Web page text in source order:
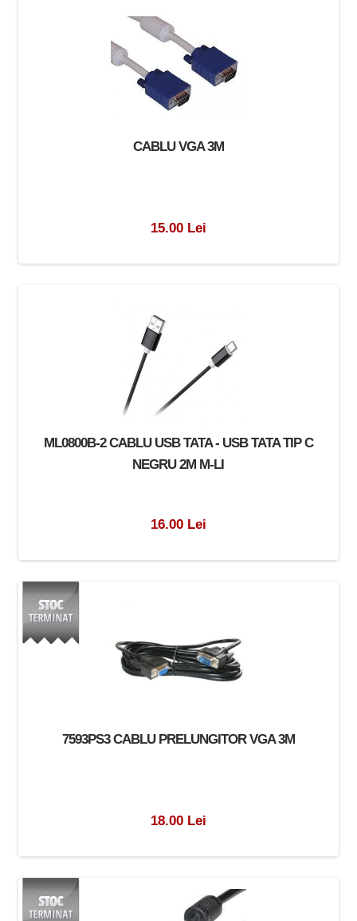
CABLU VGA 3M
15.00 Lei
ML0800B-2 CABLU USB TATA - USB TATA TIP C
NEGRU 2M M-LI
16.00 Lei
7593PS3 CABLU PRELUNGITOR VGA 3M
18.00 Lei